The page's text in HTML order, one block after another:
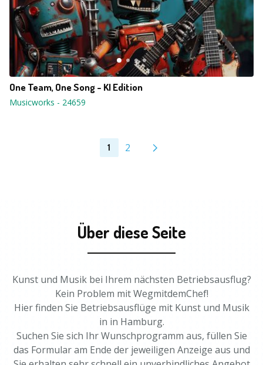
One Team, One Song - KI Edition
Musicworks - 24659
1 2
Über diese Seite
Kunst und Musik bei Ihrem nächsten Betriebsausflug?
Kein Problem mit WegmitdemChef!
Hier finden Sie Betriebsausflüge mit Kunst und Musik
in in Hamburg.
Suchen Sie sich Ihr Wunschprogramm aus, füllen Sie
das Formular am Ende der jeweiligen Anzeige aus und